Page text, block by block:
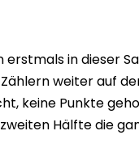
in dieser
weiter auf
keine Punkte
Hälfte die